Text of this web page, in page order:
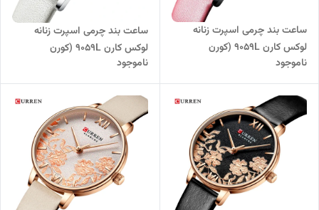
ساعت بند چرمی اسپرت زنانه
لوکس کارن 9059L (کورن
CURREN) صورتی
ناموجود
ساعت بند چرمی اسپرت زنانه
لوکس کارن 9059L (کورن
CURREN) سفید
ناموجود